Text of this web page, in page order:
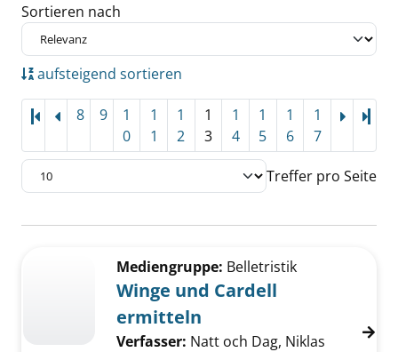
Sortieren nach
aufsteigend sortieren
8 9
1
0
1
1
1
2
1
3
1
4
1
5
1
6
1
7
Treffer pro Seite
Zu den Suchfiltern springen
Mediengruppe: Belletristik
Winge und Cardell
ermitteln
Verfasser: Natt och Dag, Niklas